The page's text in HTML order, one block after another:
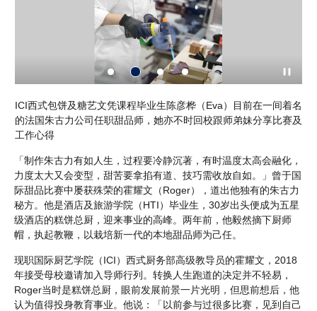
ICI西式包饼及糖艺文凭课程毕业生陈彦桦（Eva）目前在一间着名
的法国朱古力公司任职甜品师，她亦不时回校跟师弟妹分享比赛及
工作心得
「制作朱古力有如人生，过程要冷静沉著，有时温度太高会融化，
力度太大又会变型，甜苦要拿掐有道、技巧需收放自如。」曾于国
际甜品比赛中屡获殊荣的霍耀文（Roger），道出他独有的朱古力
秘方。他是酒店及旅游学院（HTI）毕业生，30岁出头便成为五星
级酒店的糕饼总厨，迎来事业的高峰。两年前，他毅然摘下厨师
帽，执起教鞭，以栽培新一代的本地甜品师为己任。
现职国际厨艺学院（ICI）西式厨务部高级教导员的霍耀文，2018
年接受母校邀请加入导师行列。转换人生跑道的决定并不轻易，
Roger当时是糕饼总厨，眼前发展前景一片光明，但思前想后，他
认为值得投身教育事业。他说：「以前参与过很多比赛，见到自己